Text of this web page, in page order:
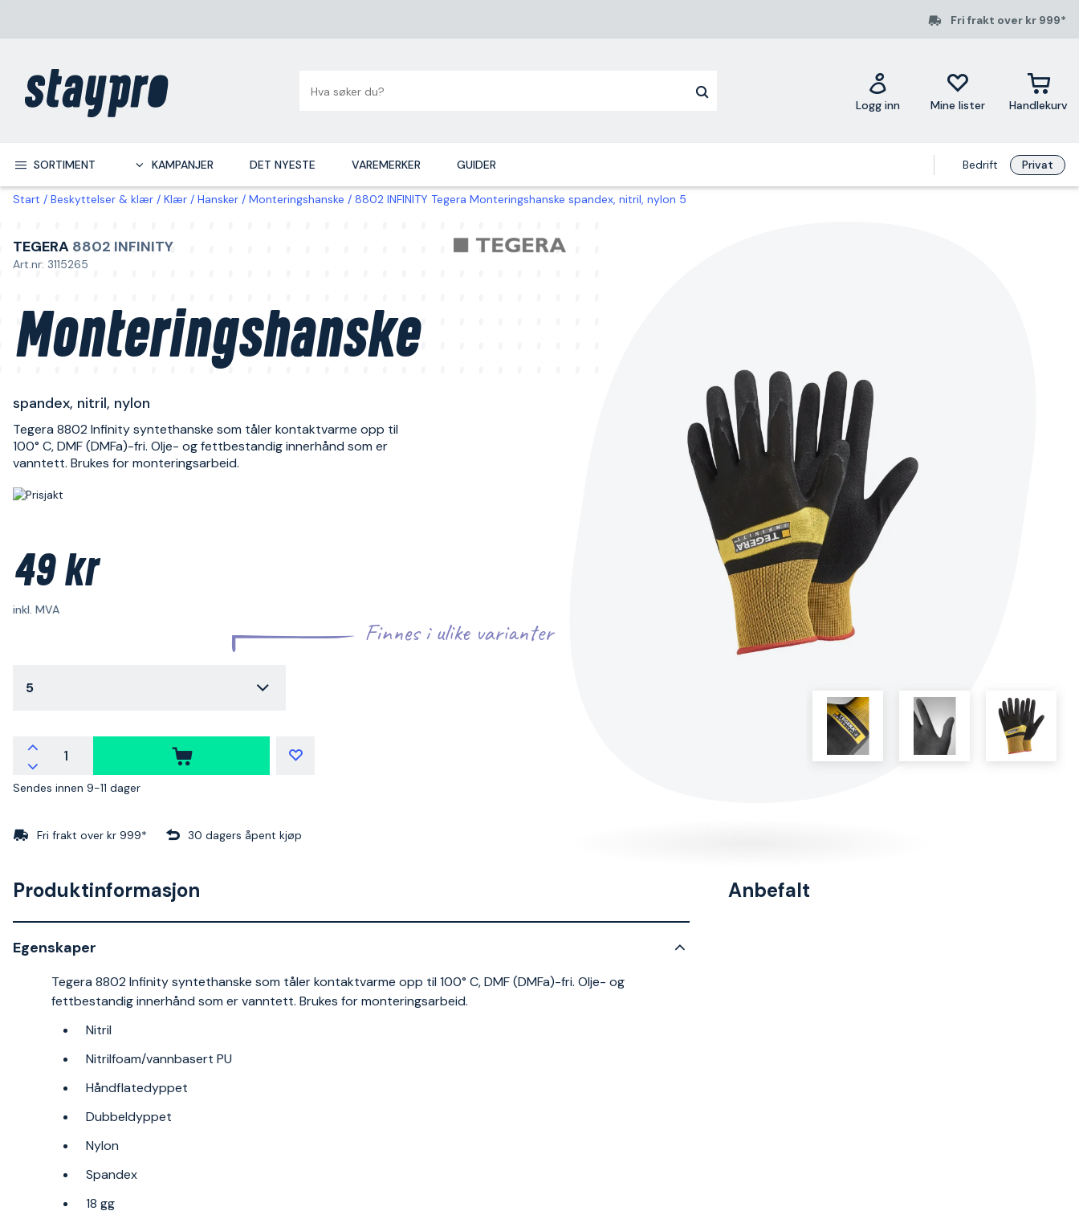
Fri frakt over kr 999*
Logg inn Mine lister Handlekurv
SORTIMENT KAMPANJER DET NYESTE VAREMERKER GUIDER Bedrift Privat
Start Beskyttelser & klær Klær Hansker Monteringshanske 8802 INFINITY Tegera Monteringshanske spandex, nitril, nylon 5
TEGERA 8802 INFINITY
Art.nr: 3115265
Monteringshanske
spandex, nitril, nylon
Tegera 8802 Infinity syntethanske som tåler kontaktvarme opp til
100° C, DMF (DMFa)-fri. Olje- og fettbestandig innerhånd som er
vanntett. Brukes for monteringsarbeid.
49 kr
inkl. MVA
Finnes i ulike varianter
5
Sendes innen 9-11 dager
Fri frakt over kr 999* 30 dagers åpent kjøp
Produktinformasjon
Egenskaper
Tegera 8802 Infinity syntethanske som tåler kontaktvarme opp til 100° C, DMF (DMFa)-fri. Olje- og
fettbestandig innerhånd som er vanntett. Brukes for monteringsarbeid.
Nitril
Nitrilfoam/vannbasert PU
Håndflatedyppet
Dubbeldyppet
Nylon
Spandex
18 gg
Anbefalt